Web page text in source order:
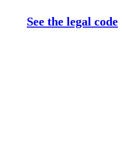
See the legal code